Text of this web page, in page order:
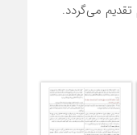
می‌گردد.